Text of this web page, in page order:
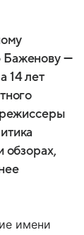
Баженову —
14 лет
режиссеры
обзорах,
имени